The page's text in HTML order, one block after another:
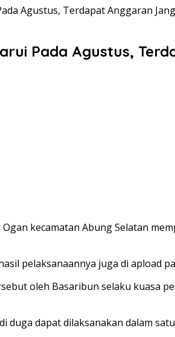
Agustus, Terdapat Anggaran
Pada Agustus,
Ogan kecamatan Abung Selatan
pelaksanaannya juga di apload
oleh Basaribun selaku kuasa
dapat dilaksanakan dalam